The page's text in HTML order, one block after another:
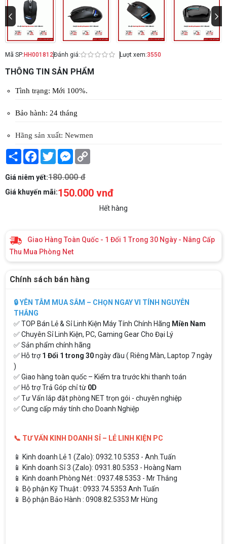
Mã SP: HH001812Đánh giá: Lượt xem:3550
THÔNG TIN SẢN PHẨM
Tình trạng: Mới 100%.
Bảo hành: 24 tháng
Hãng sản xuất: Newmen
Share Facebook
TwitterMessenger
Giá niêm yết:180.000 đ
Giá khuyến mãi:150.000 vnđ
Hết hàng
Giao Hàng Toàn Quốc - 1 Đổi 1 Trong 30 Ngày - Nâng Cấp
Thu Mua Phòng Net
Chính sách bán hàng
🔒 YÊN TÂM MUA SẮM – CHỌN NGAY VI TÍNH NGUYỄN
THẮNG
✅ TOP Bán Lẻ & Sỉ Linh Kiện Máy Tính Chính Hãng Miền Nam
✅ Chuyên Sỉ Linh Kiện, PC, Gaming Gear Cho Đại Lý
✅ Sản phẩm chính hãng
✅ Hỗ trợ1 Đổi 1 trong 30ngày đầu ( Riêng Màn, Laptop 7 ngày
)
✅ Giao hàng toàn quốc – Kiểm tra trước khi thanh toán
✅ Hỗ trợ Trả Góp chỉ từ 0D
✅ Tư Vấn lắp đặt phòng NET trọn gói - chuyên nghiệp
✅ Cung cấp máy tính cho Doanh Nghiệp
📞 TƯ VẤN KINH DOANH SỈ – LẺ LINH KIỆN PC
📱 Kinh doanh Lẻ 1 (Zalo): 0932.10.5353 - Anh.Tuấn
📱 Kinh doanh Sỉ 3 (Zalo): 0931.80.5353 - Hoàng Nam
📱 Kinh doanh Phòng Nét : 0937.48.5353 - Mr Thắng
📱 Bộ phận Kỹ Thuật : 0933.74.5353 Anh Tuấn
📱 Bộ phận Bảo Hành : 0908.82.5353 Mr Hùng